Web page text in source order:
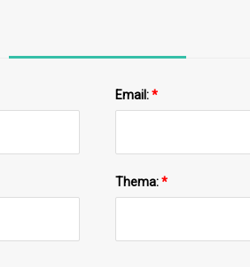
Email:*
Thema:*